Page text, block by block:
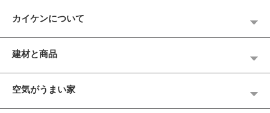
カイケンについて
建材と商品
空気がうまい家